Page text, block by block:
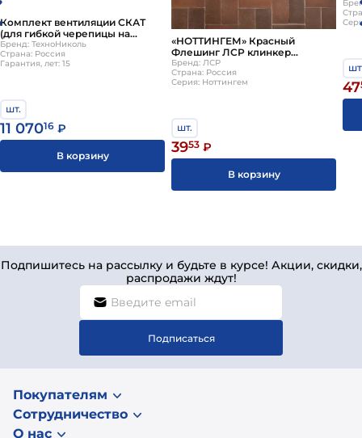
Комплект вентиляции СКАТ
(для гибкой черепицы на
готовую кровлю) D125/160
коричневый ТехноНИКОЛЬ
Бренд: ТехноНиколь
Страна: Россия
Гарантия, лет: 15
шт.
11 07016 ₽
В корзину
«НОТТИНГЕМ» Красный
Флешинг ЛСР клинкер
тротуарный 0.51 NF c62860
Бренд: ЛСР
Страна: Россия
Серия: Ноттингем
шт.
3953 ₽
В корзину
шт
47
Подпишитесь на рассылку и будьте в курсе! Акции, скидки,
распродажи ждут!
Подписаться
Покупателям
Сотрудничество
О нас